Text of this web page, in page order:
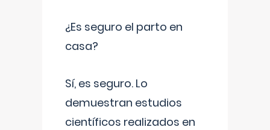
¿Es seguro el parto en
casa?
Sí, es seguro. Lo
demuestran estudios
científicos realizados en